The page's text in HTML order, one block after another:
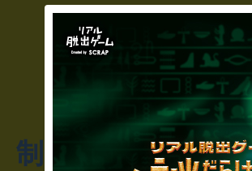
制作のご相談・